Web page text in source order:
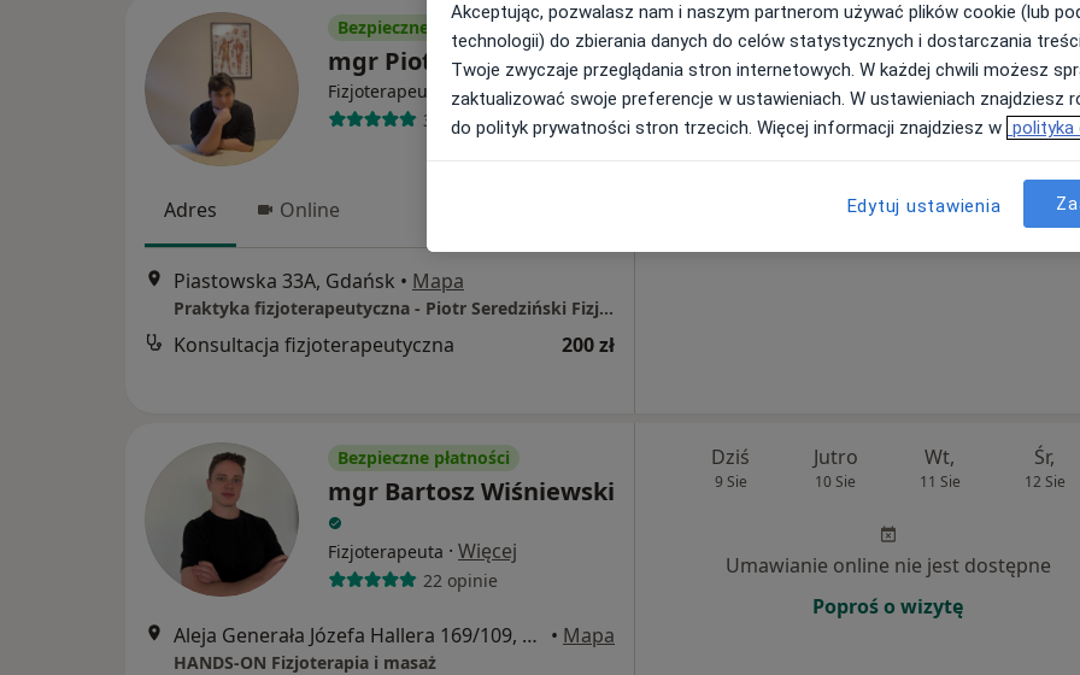
Bezpieczne płatności
mgr Piotr Seredziński
Fizjoterapeuta ·Więcej
31 opinii
Adres Online
Piastowska 33A, Gdańsk • Mapa
Praktyka fizjoterapeutyczna - Piotr Seredziński Fizjoterapia
Konsultacja fizjoterapeutyczna 200 zł
Dziś
9 Sie
Jutro
10 Sie
Wt,
11 Sie
Śr,
12 Sie
Umawianie online nie jest dostępne
Bezpieczne płatności
mgr Bartosz Wiśniewski
Fizjoterapeuta · Więcej
22 opinie
Aleja Generała Józefa Hallera 169/109, Gdańsk • Mapa
HANDS-ON Fizjoterapia i masaż
Dziś
9 Sie
Jutro
10 Sie
Wt,
11 Sie
Śr,
12 Sie
Umawianie online nie jest dostępne
Poproś o wizytę
Akceptując, pozwalasz nam i naszym partnerom używać plików cookie (lub
technologii) do zbierania danych do celów statystycznych i dostarczania
Twoje zwyczaje przeglądania stron internetowych. W każdej chwili możesz
zaktualizować swoje preferencje w ustawieniach. W ustawieniach znajdziesz
do polityk prywatności stron trzecich. Więcej informacji znajdziesz w polityka
Edytuj ustawienia